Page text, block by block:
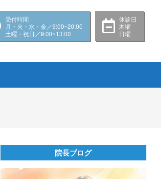
受付時間
月・火・水・金／9:00~20:00
土曜・祝日／9:00~13:00
休診日
木曜
日曜
院長ブログ